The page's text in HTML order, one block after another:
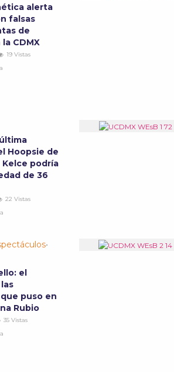
alerta
falsas
de
CDMX
19 Vistas
Hoopsie de
Kelce podría
de 36
22 Vistas
•
el
puso en
Rubio
35 Vistas